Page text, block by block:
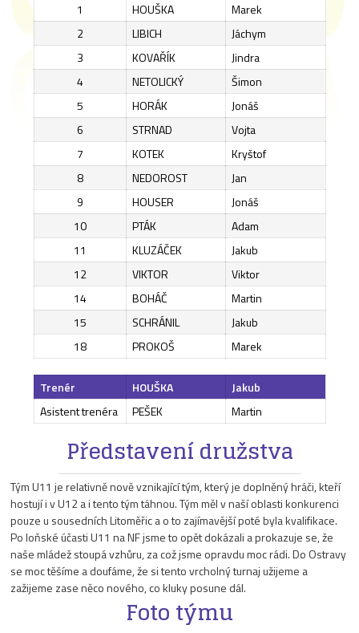
1
HOUŠKA
Marek
2
LIBICH
Jáchym
3
KOVAŘÍK
Jindra
4
NETOLICKÝ
Šimon
5
HORÁK
Jonáš
6
STRNAD
Vojta
7
KOTEK
Kryštof
8
NEDOROST
Jan
9
HOUSER
Jonáš
10
PTÁK
Adam
11
KLUZÁČEK
Jakub
12
VIKTOR
Viktor
14
BOHÁČ
Martin
15
SCHRÁNIL
Jakub
18
PROKOŠ Marek
Trenér HOUŠKA
Jakub
Asistent trenéra
PEŠEK Martin
Představení družstva
Tým U11 je relativně nově vznikající tým, který je doplněný hráči, kteří
hostují i v U12 a i tento tým táhnou. Tým měl v naší oblasti konkurenci
pouze u sousedních Litoměřic a o to zajímavější poté byla kvalifikace.
Po loňské účasti U11 na NF jsme to opět dokázali a prokazuje se, že
naše mládež stoupá vzhůru, za což jsme opravdu moc rádi. Do Ostravy
se moc těšíme a doufáme, že si tento vrcholný turnaj užijeme a
zažijeme zase něco nového, co kluky posune dál.
Foto týmu